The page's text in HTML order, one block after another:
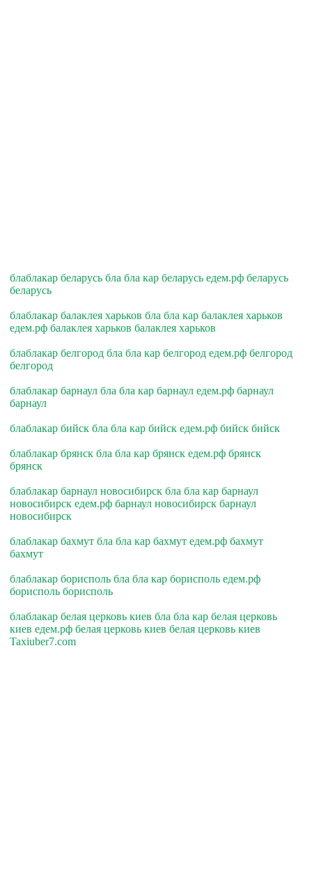
блаблакар беларусь бла бла кар беларусь едем.рф беларусь
беларусь
блаблакар балаклея харьков бла бла кар балаклея харьков
едем.рф балаклея харьков балаклея харьков
блаблакар белгород бла бла кар белгород едем.рф белгород
белгород
блаблакар барнаул бла бла кар барнаул едем.рф барнаул
барнаул
блаблакар бийск бла бла кар бийск едем.рф бийск бийск
блаблакар брянск бла бла кар брянск едем.рф брянск
брянск
блаблакар барнаул новосибирск бла бла кар барнаул
новосибирск едем.рф барнаул новосибирск барнаул
новосибирск
блаблакар бахмут бла бла кар бахмут едем.рф бахмут
бахмут
блаблакар борисполь бла бла кар борисполь едем.рф
борисполь борисполь
блаблакар белая церковь киев бла бла кар белая церковь
киев едем.рф белая церковь киев белая церковь киев
Taxiuber7.com